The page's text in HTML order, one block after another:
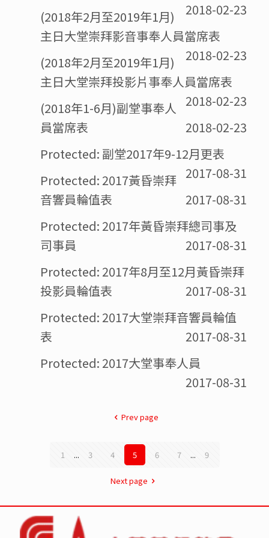
2018-02-23
(2018年2月至2019年1月)
主日大堂崇拜影音事奉人員當席表
2018-02-23
(2018年2月至2019年1月)
主日大堂崇拜投影片事奉人員當席表
2018-02-23
(2018年1-6月)副堂事奉人
員當席表
2018-02-23
Protected: 副堂2017年9-12月更表
2017-08-31
Protected: 2017黃昏崇拜
音響員輪值表
2017-08-31
Protected: 2017年黃昏崇拜總司事及
司事員
2017-08-31
Protected: 2017年8月至12月黃昏崇拜
投影員輪值表
2017-08-31
Protected: 2017大堂崇拜音響員輪值
表
2017-08-31
Protected: 2017大堂事奉人員
2017-08-31
Prev page
1 ... 3 4 5 6 7 ... 9
Next page